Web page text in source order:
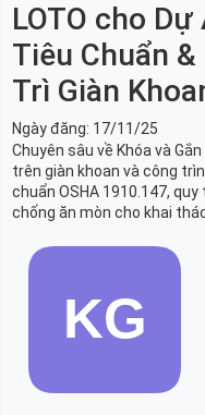
LOTO cho
Tiêu Chuẩn
Trì Giàn
Ngày đăng: 17/11/25
Chuyên sâu về Khóa và
trên giàn khoan và công
chuẩn OSHA 1910.147,
chống ăn mòn cho khai